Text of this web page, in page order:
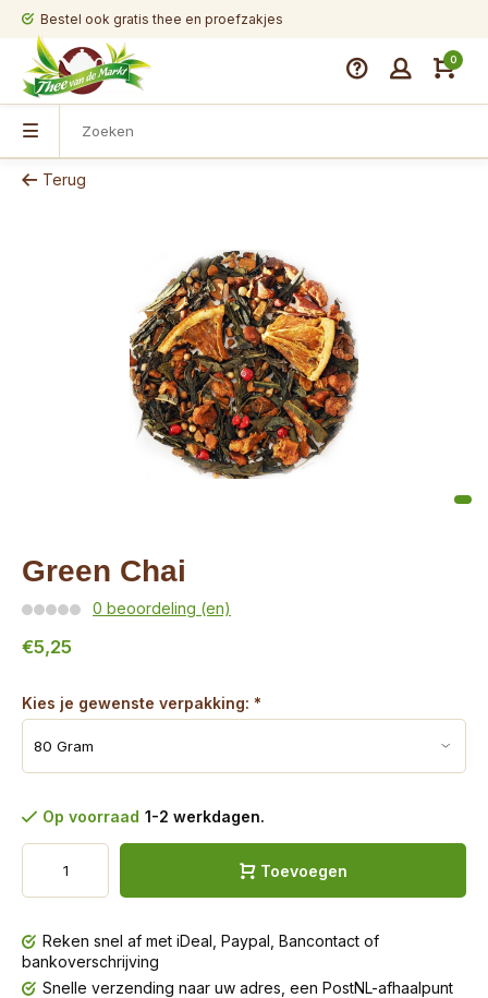
Bestel ook gratis thee en proefzakjes
0
Terug
Green Chai
0 beoordeling (en)
€5,25
Kies je gewenste verpakking: *
Op voorraad 1-2 werkdagen.
Toevoegen
Reken snel af met iDeal, Paypal, Bancontact of
bankoverschrijving
Snelle verzending naar uw adres, een PostNL-afhaalpunt